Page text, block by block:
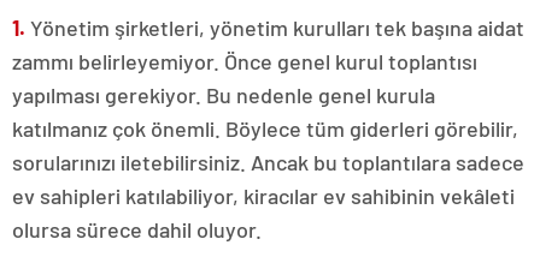
1. Yönetim şirketleri, yönetim kurulları tek başına aidat
zammı belirleyemiyor. Önce genel kurul toplantısı
yapılması gerekiyor. Bu nedenle genel kurula
katılmanız çok önemli. Böylece tüm giderleri görebilir,
sorularınızı iletebilirsiniz. Ancak bu toplantılara sadece
ev sahipleri katılabiliyor, kiracılar ev sahibinin vekâleti
olursa sürece dahil oluyor.